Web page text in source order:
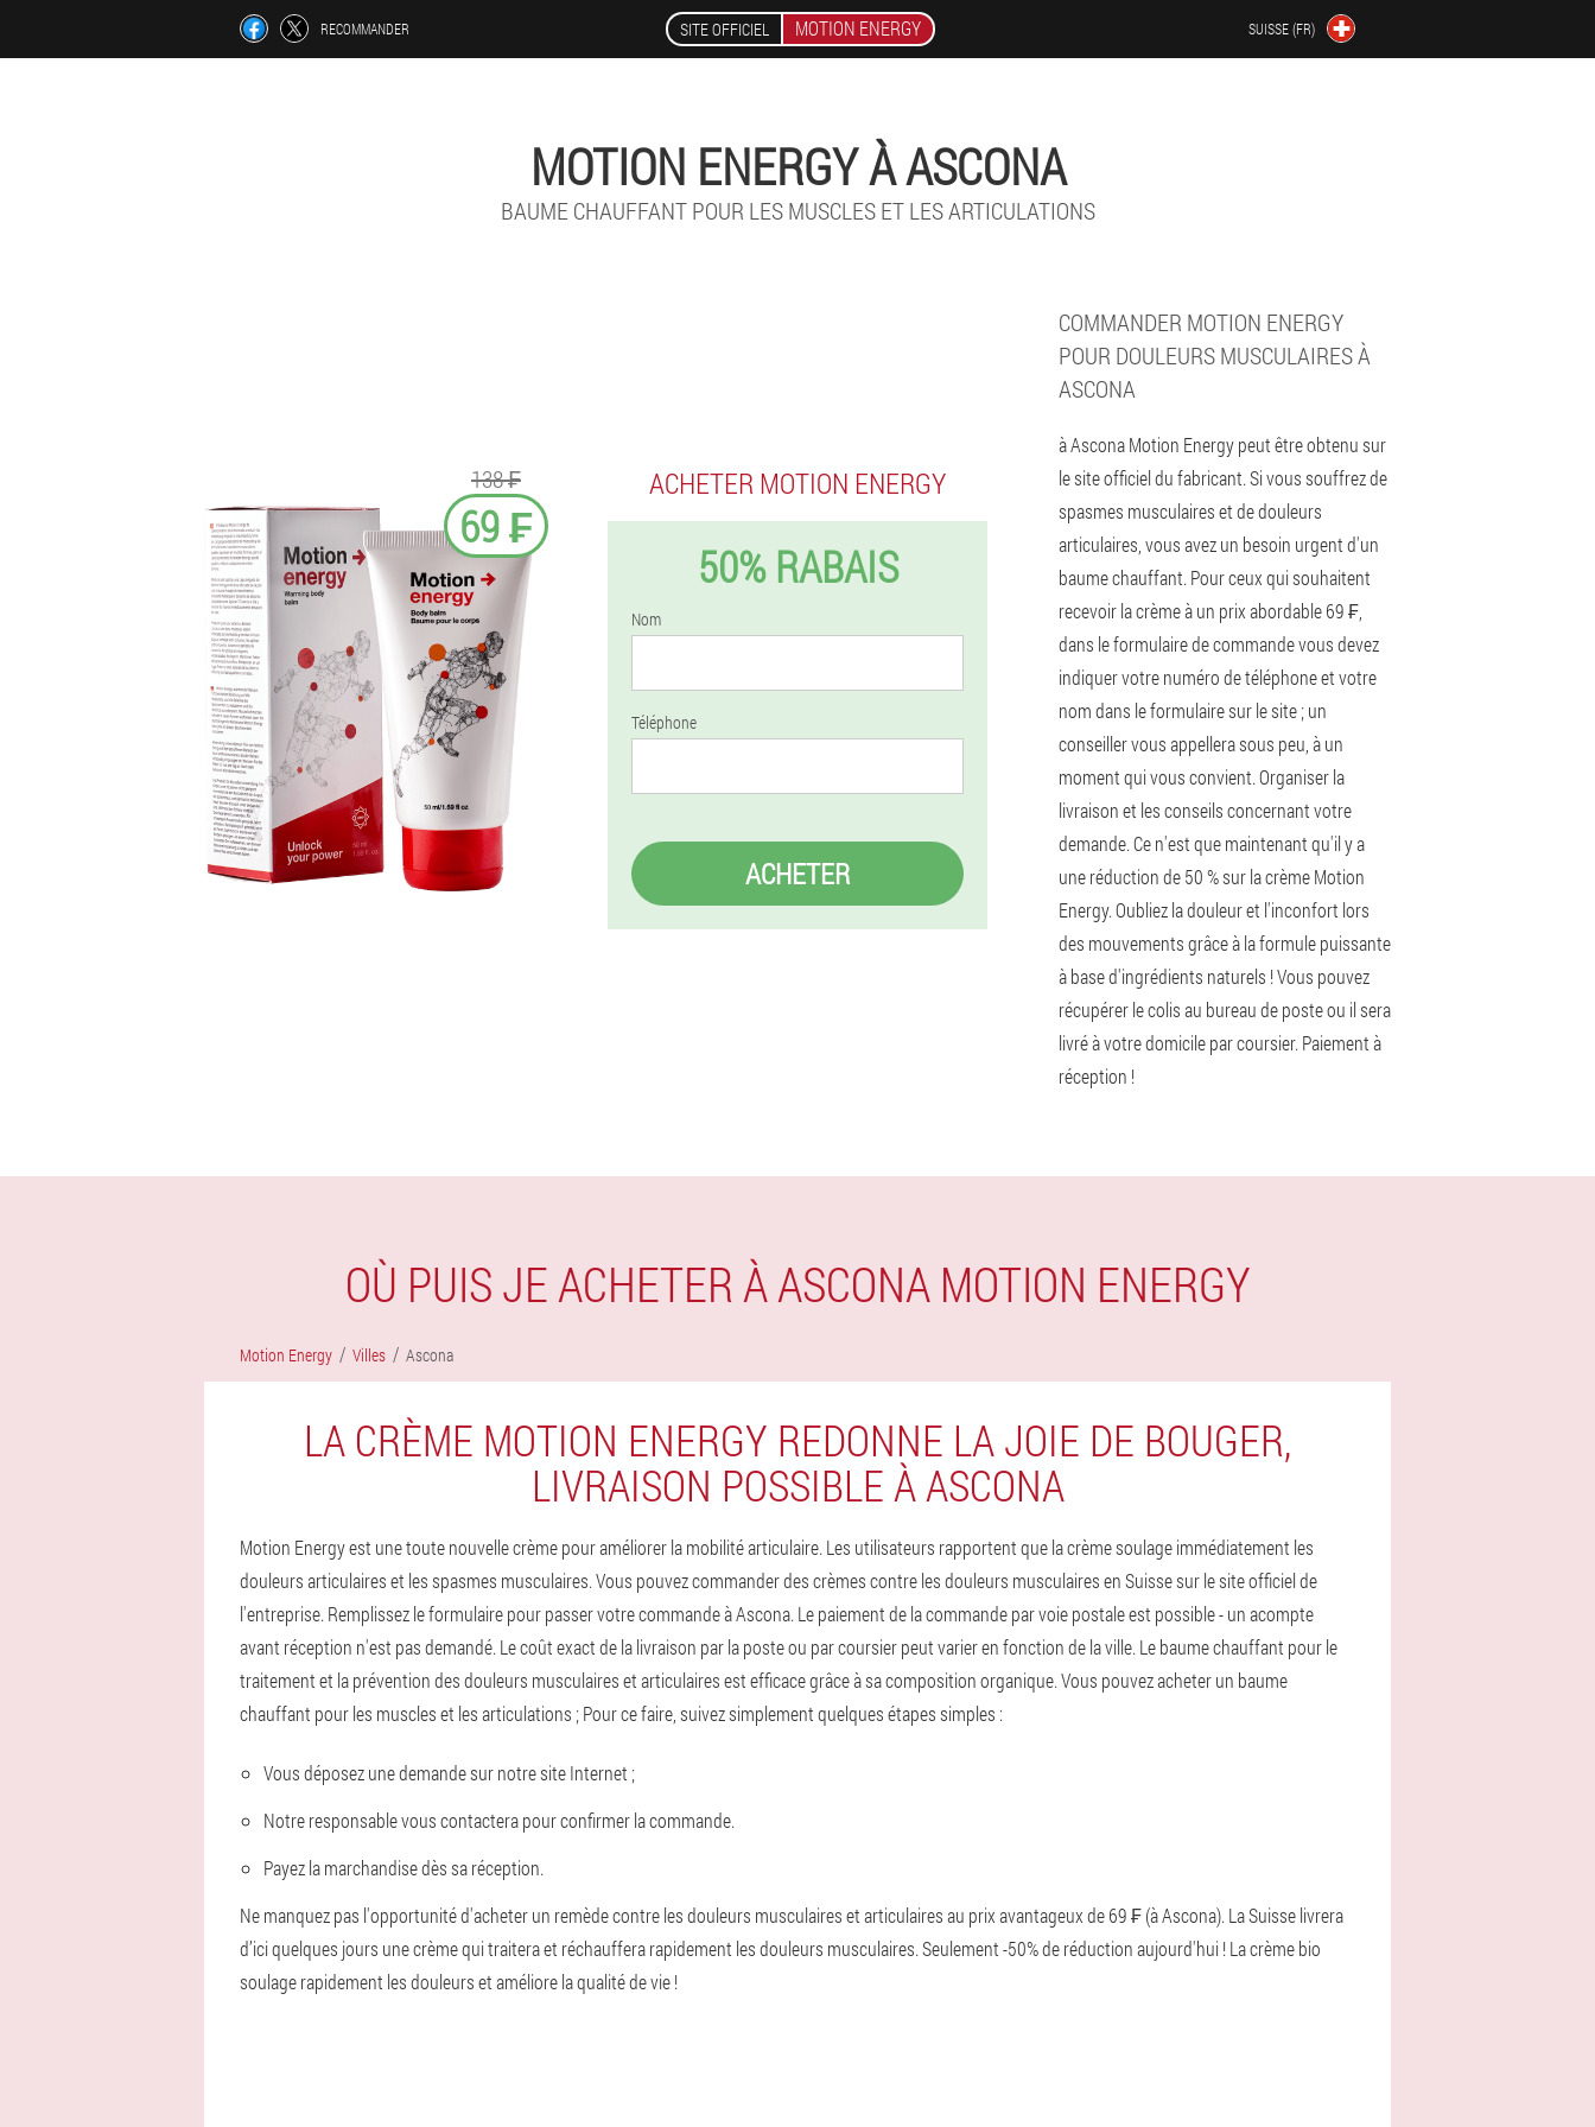
RECOMMANDER SITE OFFICIEL MOTION ENERGY SUISSE (FR)
MOTION ENERGY À ASCONA
BAUME CHAUFFANT POUR LES MUSCLES ET LES ARTICULATIONS
138 ₣
69 ₣
ACHETER MOTION ENERGY
50% RABAIS
Nom
Téléphone
ACHETER
COMMANDER MOTION ENERGY
POUR DOULEURS MUSCULAIRES À
ASCONA
à Ascona Motion Energy peut être obtenu sur
le site officiel du fabricant. Si vous souffrez de
spasmes musculaires et de douleurs
articulaires, vous avez un besoin urgent d'un
baume chauffant. Pour ceux qui souhaitent
recevoir la crème à un prix abordable 69 ₣,
dans le formulaire de commande vous devez
indiquer votre numéro de téléphone et votre
nom dans le formulaire sur le site ; un
conseiller vous appellera sous peu, à un
moment qui vous convient. Organiser la
livraison et les conseils concernant votre
demande. Ce n'est que maintenant qu'il y a
une réduction de 50 % sur la crème Motion
Energy. Oubliez la douleur et l'inconfort lors
des mouvements grâce à la formule puissante
à base d'ingrédients naturels ! Vous pouvez
récupérer le colis au bureau de poste ou il sera
livré à votre domicile par coursier. Paiement à
réception !
OÙ PUIS JE ACHETER À ASCONA MOTION ENERGY
Motion Energy Villes Ascona
LA CRÈME MOTION ENERGY REDONNE LA JOIE DE BOUGER,
LIVRAISON POSSIBLE À ASCONA
Motion Energy est une toute nouvelle crème pour améliorer la mobilité articulaire. Les utilisateurs rapportent que la crème soulage immédiatement les
douleurs articulaires et les spasmes musculaires. Vous pouvez commander des crèmes contre les douleurs musculaires en Suisse sur le site officiel de
l'entreprise. Remplissez le formulaire pour passer votre commande à Ascona. Le paiement de la commande par voie postale est possible - un acompte
avant réception n'est pas demandé. Le coût exact de la livraison par la poste ou par coursier peut varier en fonction de la ville. Le baume chauffant pour le
traitement et la prévention des douleurs musculaires et articulaires est efficace grâce à sa composition organique. Vous pouvez acheter un baume
chauffant pour les muscles et les articulations ; Pour ce faire, suivez simplement quelques étapes simples :
Vous déposez une demande sur notre site Internet ;
Notre responsable vous contactera pour confirmer la commande.
Payez la marchandise dès sa réception.
Ne manquez pas l'opportunité d'acheter un remède contre les douleurs musculaires et articulaires au prix avantageux de 69 ₣ (à Ascona). La Suisse livrera
d’ici quelques jours une crème qui traitera et réchauffera rapidement les douleurs musculaires. Seulement -50% de réduction aujourd'hui ! La crème bio
soulage rapidement les douleurs et améliore la qualité de vie !